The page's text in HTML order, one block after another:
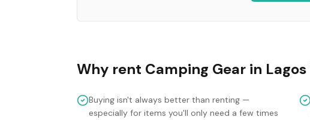
Why rent Camping Gear in Lagos
Buying isn't always better than renting —
especially for items you'll only need a few times